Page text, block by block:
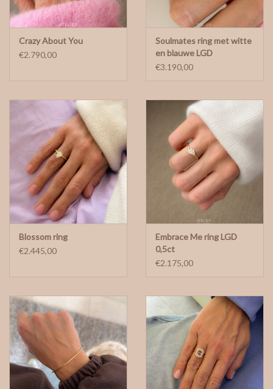
Crazy About You
€2.790,00
Soulmates ring met witte
en blauwe LGD
€3.190,00
Blossom ring
€2.445,00
Embrace Me ring LGD
0,5ct
€2.175,00